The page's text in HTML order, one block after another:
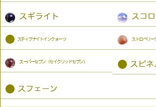
スギライト スコ
● スティブナイトインクォーツ ストロベリー
スーパーセブン（セイクリッドセブン） ● スピネ
● スフェーン